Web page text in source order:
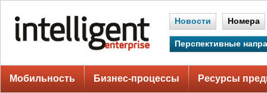
Новости Номера
Перспективные
Мобильность Бизнес-процессы Ресурсы